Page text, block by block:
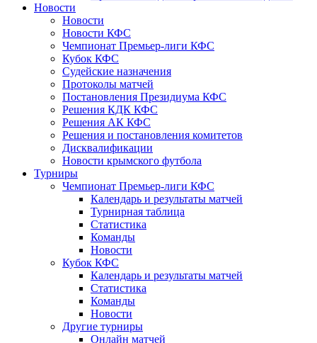
Новости
Новости
Новости КФС
Чемпионат Премьер-лиги КФС
Кубок КФС
Судейские назначения
Протоколы матчей
Постановления Президиума КФС
Решения КДК КФС
Решения АК КФС
Решения и постановления комитетов
Дисквалификации
Новости крымского футбола
Турниры
Чемпионат Премьер-лиги КФС
Календарь и результаты матчей
Турнирная таблица
Статистика
Команды
Новости
Кубок КФС
Календарь и результаты матчей
Статистика
Команды
Новости
Другие турниры
Онлайн матчей